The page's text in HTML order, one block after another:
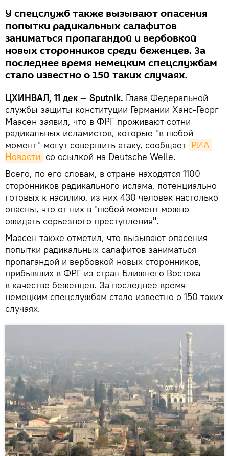
У спецслужб также вызывают опасения
попытки радикальных салафитов
заниматься пропагандой и вербовкой
новых сторонников среди беженцев. За
последнее время немецким спецслужбам
стало известно о 150 таких случаях.
ЦХИНВАЛ, 11 дек — Sputnik. Глава Федеральной
службы защиты конституции Германии Ханс-Георг
Маасен заявил, что в ФРГ проживают сотни
радикальных исламистов, которые "в любой
момент" могут совершить атаку, сообщает РИА
Новости со ссылкой на Deutsche Welle.
Всего, по его словам, в стране находятся 1100
сторонников радикального ислама, потенциально
готовых к насилию, из них 430 человек настолько
опасны, что от них в "любой момент можно
ожидать серьезного преступления".
Маасен также отметил, что вызывают опасения
попытки радикальных салафитов заниматься
пропагандой и вербовкой новых сторонников,
прибывших в ФРГ из стран Ближнего Востока
в качестве беженцев. За последнее время
немецким спецслужбам стало известно о 150 таких
случаях.